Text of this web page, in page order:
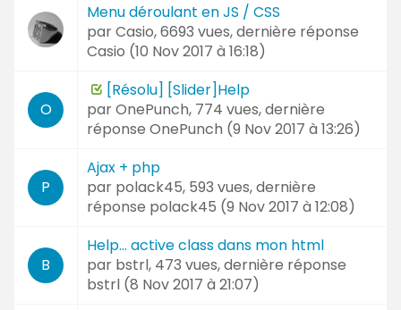
réponses
Sujet
et
Auteur
Menu déroulant en JS / CSS
parCasio, 6693 vues, dernière réponse
Casio (10 Nov 2017 à 16:18)
O
[Résolu] [Slider]Help
parOnePunch, 774 vues, dernière
réponse OnePunch (9 Nov 2017 à 13:26)
P
Ajax + php
par polack45, 593 vues, dernière
réponse polack45 (9 Nov 2017 à 12:08)
B
Help... active class dans mon html
par bstrl, 473 vues, dernière réponse
bstrl (8 Nov 2017 à 21:07)